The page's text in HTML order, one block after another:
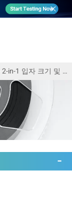
2-in-1 입자 크기 및 형상 분석기 Bettersizer S3 Plus의 기본 사항